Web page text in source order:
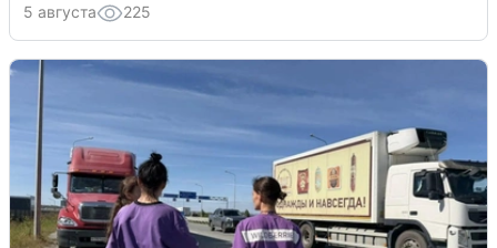
5 августа 225